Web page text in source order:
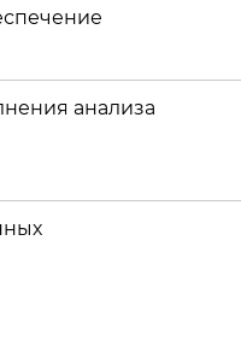
анализа